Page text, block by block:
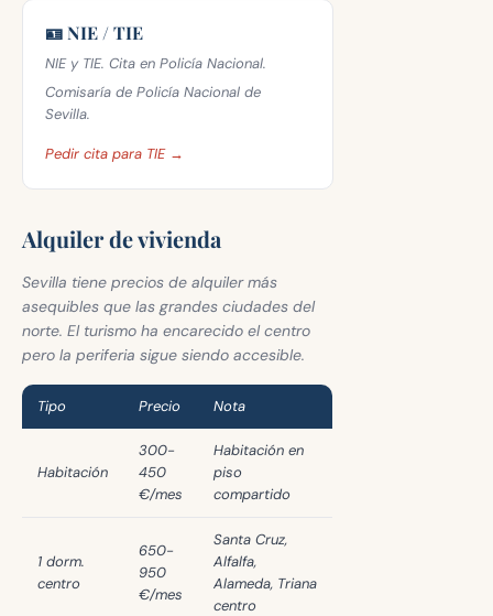
🪪 NIE / TIE
NIE y TIE. Cita en Policía Nacional.
Comisaría de Policía Nacional de
Sevilla.
Pedir cita para TIE →
Alquiler de vivienda
Sevilla tiene precios de alquiler más
asequibles que las grandes ciudades del
norte. El turismo ha encarecido el centro
pero la periferia sigue siendo accesible.
Tipo Precio Nota
Habitación
300-
450
€/mes
Habitación en
piso
compartido
1 dorm.
centro
650-
950
€/mes
Santa Cruz,
Alfalfa,
Alameda, Triana
centro